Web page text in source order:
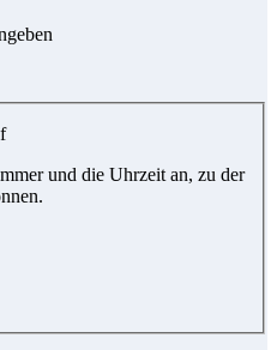
und die Uhrzeit an, zu der